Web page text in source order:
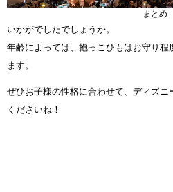
まとめ
いかがでしたでしょうか。
年齢によっては、抱っこひもはお守り
ます。
ぜひお子様の性格に合わせて、ディズニ
くださいね！